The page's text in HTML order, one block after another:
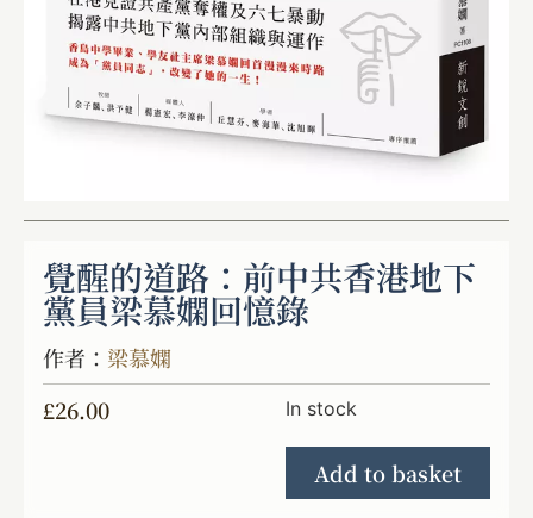
覺醒的道路：前中共香港地下
黨員梁慕嫻回憶錄
作者： 梁慕嫻
£26.00 In stock
Add to basket